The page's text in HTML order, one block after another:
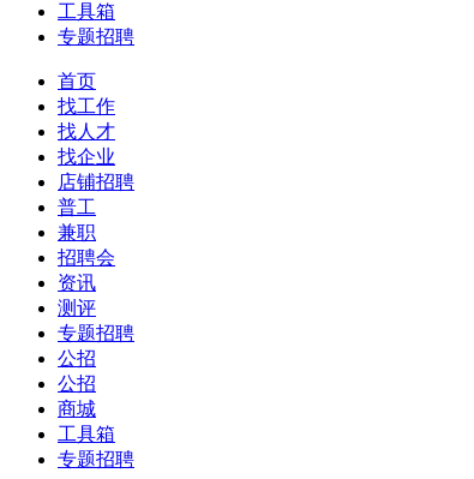
工具箱
专题招聘
首页
找工作
找人才
找企业
店铺招聘
普工
兼职
招聘会
资讯
测评
专题招聘
公招
公招
商城
工具箱
专题招聘